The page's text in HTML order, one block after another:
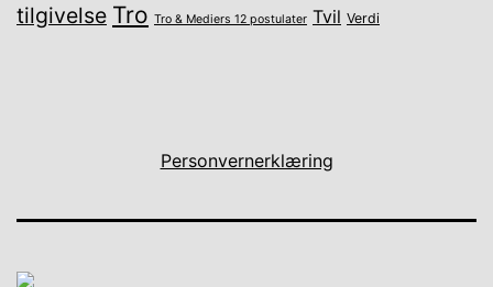
tilgivelse Tro Tro & Mediers 12 postulater Tvil Verdi
Personvernerklæring